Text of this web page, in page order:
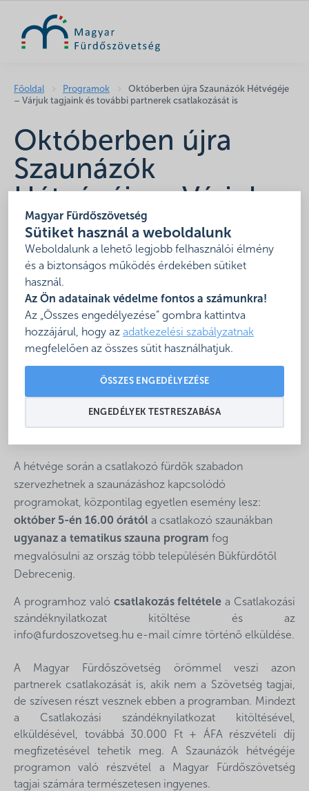
Magyar Fürdőszövetség
Sütiket használ a weboldalunk
Weboldalunk a lehető legjobb felhasználói élmény
és a biztonságos működés érdekében sütiket
használ.
Az Ön adatainak védelme fontos a számunkra!
Az „Összes engedélyezése” gombra kattintva
hozzájárul, hogy az adatkezelési szabályzatnak
megfelelően az összes sütit használhatjuk.
ÖSSZES ENGEDÉLYEZÉSE
ENGEDÉLYEK TESTRESZABÁSA
Főoldal Programok
Októberben újra Szaunázók Hétvégéje
– Várjuk tagjaink és további partnerek csatlakozását is
Októberben újra
Szaunázók
Hétvégéje – Várjuk
tagjaink és további
partnerek
csatlakozását is
2019. október 5-6,
országos
A Magyar Fürdőszövetség2019. október 5-6.
immáron második alkalommal rendezi meg a
Szaunázók Hétvégéjét. A tavalyi sikerekhez hasonlóan a
A hétvége során a csatlakozó fürdők szabadon
szervezhetnek a szaunázáshoz kapcsolódó
programokat, központilag egyetlen esemény lesz:
október 5-én 16.00 órától a csatlakozó szaunákban
ugyanaz a tematikus szauna program fog
megvalósulni az ország több településén Bükfürdőtől
Debrecenig.
A programhoz való csatlakozás feltétele a Csatlakozási
szándéknyilatkozat kitöltése és az
info@furdoszovetseg.hu e-mail címre történő elküldése.
A Magyar Fürdőszövetség örömmel veszi azon
partnerek csatlakozását is, akik nem a Szövetség tagjai,
de szívesen részt vesznek ebben a programban. Mindezt
a Csatlakozási szándéknyilatkozat kitöltésével,
elküldésével, továbbá 30.000 Ft + ÁFA részvételi díj
megfizetésével tehetik meg. A Szaunázók hétvégéje
programon való részvétel a Magyar Fürdőszövetség
tagjai számára természetesen ingyenes.